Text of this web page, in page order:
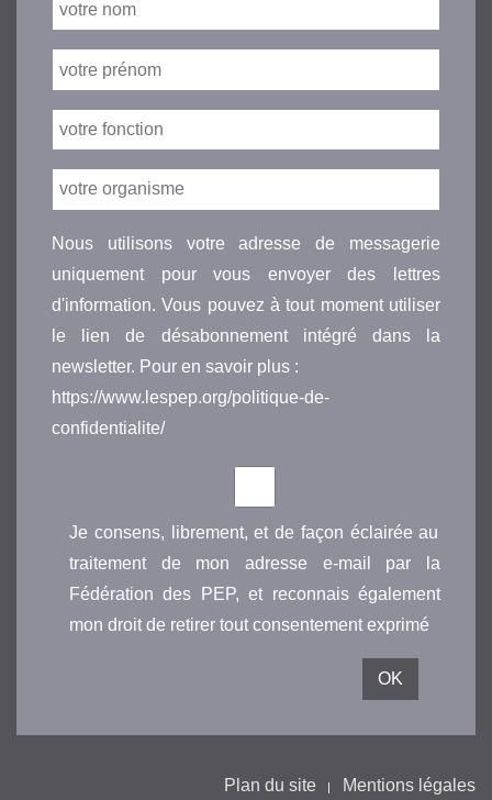
Nous utilisons votre adresse de messagerie
uniquement pour vous envoyer des lettres
d'information. Vous pouvez à tout moment utiliser
le lien de désabonnement intégré dans la
newsletter. Pour en savoir plus :
https://www.lespep.org/politique-de-
confidentialite/
Je consens, librement, et de façon éclairée au
traitement de mon adresse e-mail par la
Fédération des PEP, et reconnais également
mon droit de retirer tout consentement exprimé
Plan du site Mentions légales